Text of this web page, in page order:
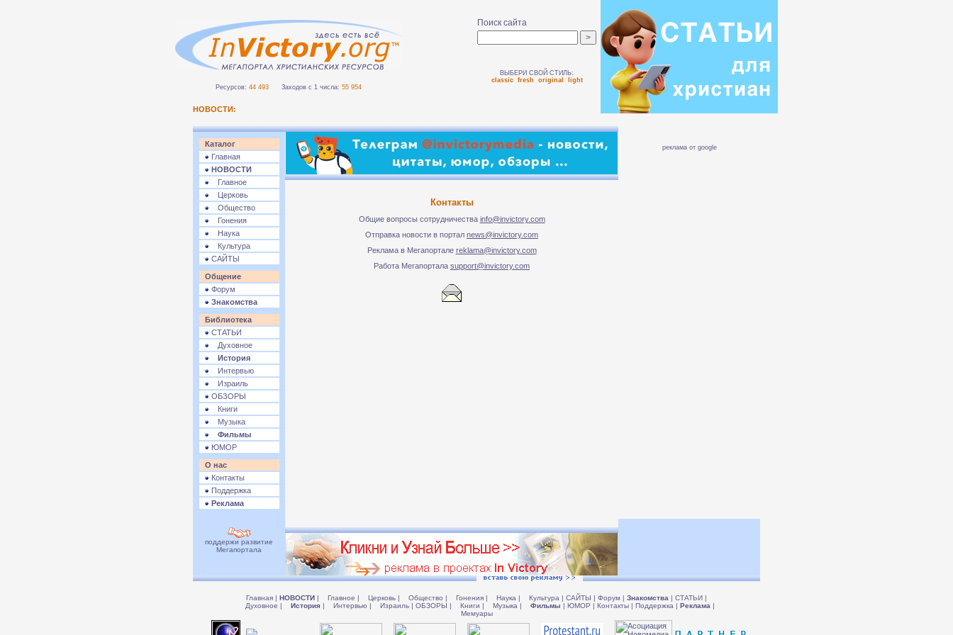
Ресурсов: 44 493 Заходов с 1 числа: 55 954
Поиск сайта
ВЫБЕРИ СВОЙ СТИЛЬ:
classic
fresh original light
НОВОСТИ:
Каталог
Главная
НОВОСТИ
Главное
Церковь
Общество
Гонения
Наука
Культура
САЙТЫ
Общение
Форум
Знакомства
Библиотека
СТАТЬИ
Духовное
История
Интервью
Израиль
ОБЗОРЫ
Книги
Музыка
Фильмы
ЮМОР
О нас
Контакты
Поддержка
Реклама
Контакты
Общие вопросы сотрудничества info@invictory.com
Отправка новости в портал news@invictory.com
Реклама в Мегапортале reklama@invictory.com
Работа Мегапортала support@invictory.com
реклама от google
поддержи развитие
Мегапортала
Главная | НОВОСТИ | Главное | Церковь | Общество | Гонения | Наука | Культура | САЙТЫ | Форум | Знакомства | СТАТЬИ |
Духовное | История | Интервью | Израиль | ОБЗОРЫ | Книги | Музыка | Фильмы | ЮМОР | Контакты | Поддержка | Реклама |
Мемуары